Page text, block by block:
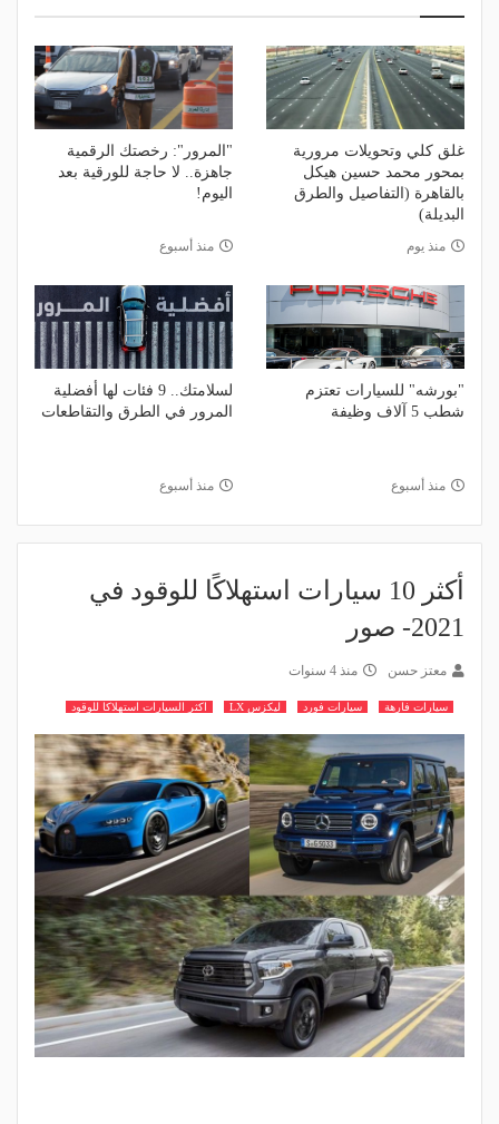
غلق كلي وتحويلات مرورية
بمحور محمد حسين هيكل
بالقاهرة (التفاصيل والطرق
البديلة)
منذ يوم
"المرور": رخصتك الرقمية
جاهزة.. لا حاجة للورقية بعد
اليوم!
منذ أسبوع
"بورشه" للسيارات تعتزم
شطب 5 آلاف وظيفة
منذ أسبوع
لسلامتك.. 9 فئات لها أفضلية
المرور في الطرق والتقاطعات
منذ أسبوع
أكثر 10 سيارات استهلاكًا للوقود في
2021- صور
معتز حسن منذ 4 سنوات
سيارات فارهة سيارات فورد ليكزس LX اكثر السيارات استهلاكا للوقود